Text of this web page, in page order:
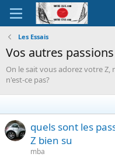
Les Essais
Vos autres passions
On le sait vous adorez votre Z,
n'est-ce pas?
quels sont les
Z bien su
mba